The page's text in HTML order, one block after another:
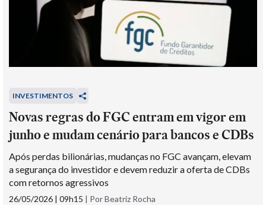
INVESTIMENTOS
Novas regras do FGC entram em vigor em
junho e mudam cenário para bancos e CDBs
Após perdas bilionárias, mudanças no FGC avançam, elevam
a segurança do investidor e devem reduzir a oferta de CDBs
com retornos agressivos
26/05/2026 | 09h15 | Por Beatriz Rocha